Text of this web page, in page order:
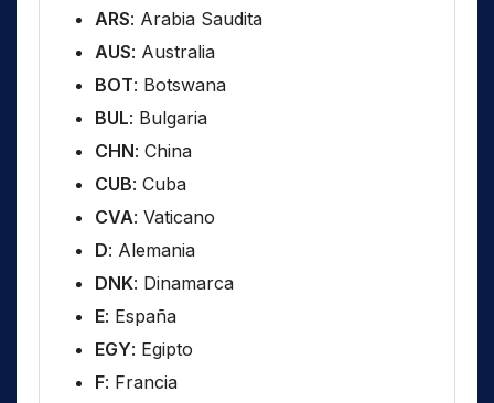
ARS: Arabia Saudita
AUS: Australia
BOT: Botswana
BUL: Bulgaria
CHN: China
CUB: Cuba
CVA: Vaticano
D: Alemania
DNK: Dinamarca
E: España
EGY: Egipto
F: Francia